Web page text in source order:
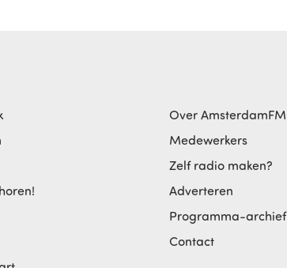
Over AmsterdamFM
Medewerkers
Zelf radio maken?
Adverteren
Programma-archief
Contact